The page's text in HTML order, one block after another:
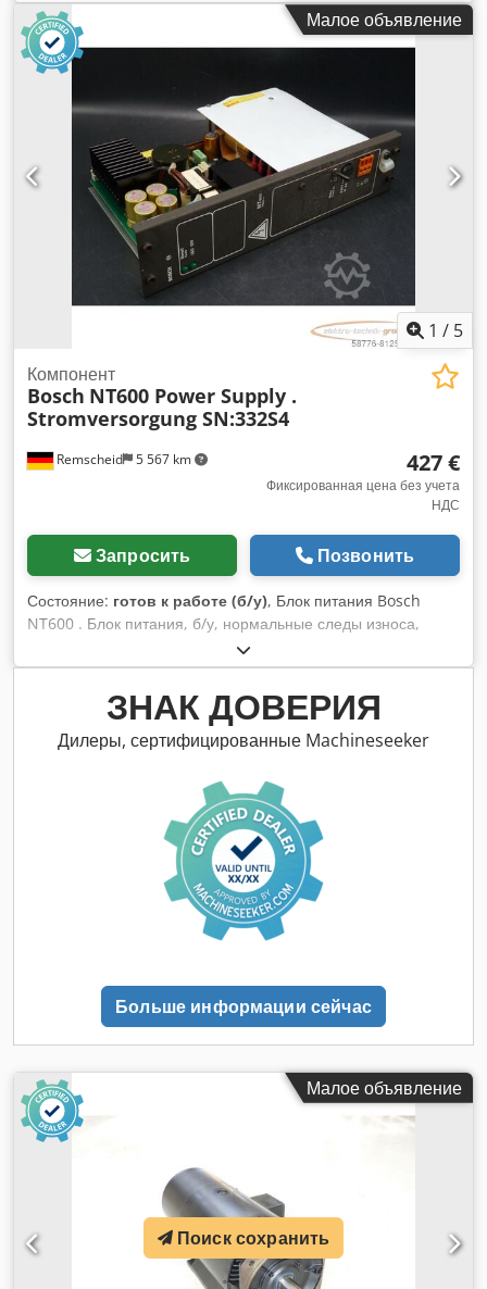
работоспособность, комплект поставки соответствует
фотографиям. ВНИМАНИЕ: Пожалуйста, запрашивайте
отдельно информацию о стоимости упаковки и доставки!
ВНИМАНИЕ: Стоимость упаковки и транспортировки
уточняйте отдельно! Credpoi D Hhcofx Ah Def
Малое объявление
1 / 5
Remscheid 5 567 km
Компонент
Bosch NT600 Power Supply .
Stromversorgung SN:332S4
427 €
Фиксированная цена без учета
НДС
Запросить Позвонить
Состояние: готов к работе (б/у), Блок питания Bosch
NT600 . Блок питания, б/у, нормальные следы износа,
100% работоспособность, комплект поставки в
соответствии с фотографиями Cedpoi D Uaysfx Ah Derf
ЗНАК ДОВЕРИЯ
Дилеры, сертифицированные Machineseeker
Больше информации сейчас
Малое объявление
Поиск сохранить